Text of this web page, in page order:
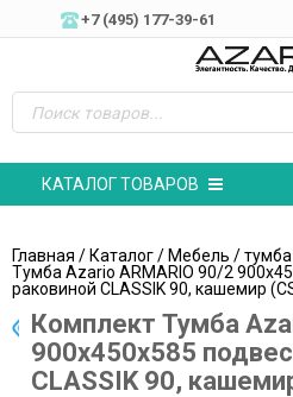
+7 (495) 177-39-61
КАТАЛОГ ТОВАРОВ
Главная /Каталог/Мебель /
Тумба Azario ARMARIO 90/2
раковиной CLASSIK 90, кашемир
Комплект Тумба
900х450х585
CLASSIK 90,